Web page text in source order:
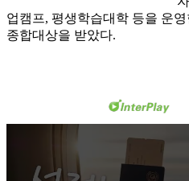
업캠프, 평생학습대학 등을 운
종합대상을 받았다.